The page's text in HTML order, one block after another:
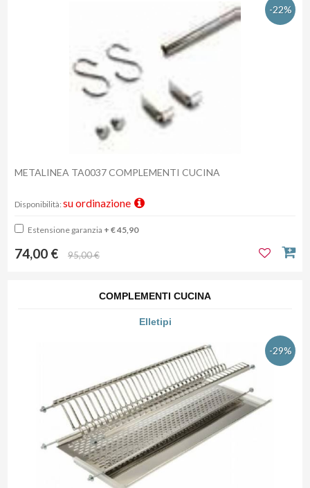
-22%
METALINEA TA0037 COMPLEMENTI CUCINA
Disponibilità: su ordinazione
Estensione garanzia + € 45,90
74,00 € 95,00 €
COMPLEMENTI CUCINA
Elletipi
-29%